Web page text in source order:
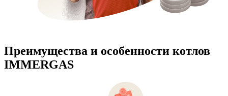
Преимущества и особенности котлов
IMMERGAS